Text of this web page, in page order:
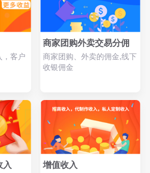
，客户
商家团购外卖交易分佣
商家团购、外卖的佣金,线下
收银佣金
入 增值收入